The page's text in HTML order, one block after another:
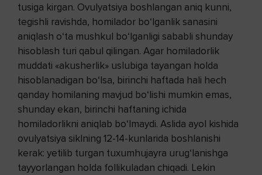
tusiga kirgan. Ovulyatsiya boshlangan aniq kunni,
tegishli ravishda, homilador bo‘lganlik sanasini
aniqlash o‘ta mushkul bo‘lganligi sababli shunday
hisoblash turi qabul qilingan. Agar homiladorlik
muddati «akusherlik» uslubiga tayangan holda
hisoblanadigan bo‘lsa, birinchi haftada hali hech
qanday homilaning mavjud bo‘lishi mumkin emas,
shunday ekan, birinchi haftaning ichida
homiladorlikni aniqlab bo‘lmaydi. Aslida ayol kishida
ovulyatsiya siklning 12-14-kunlarida boshlanishi
kerak: yetilib turgan tuxumhujayra urug‘lanishga
tayyorlangan holda follikuladan chiqadi. Lekin